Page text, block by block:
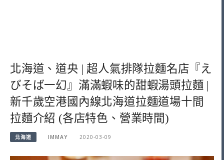
北海道、道央 | 超人氣排隊拉麵名店『え
びそば一幻』滿滿蝦味的甜蝦湯頭拉麵 |
新千歲空港國內線北海道拉麵道場十間
拉麵介紹 (各店特色、營業時間)
北海道 IMMAY 2020-03-09